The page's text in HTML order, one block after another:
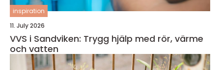
inspiration
11. July 2026
VVS i Sandviken: Trygg hjälp med rör, värme
och vatten